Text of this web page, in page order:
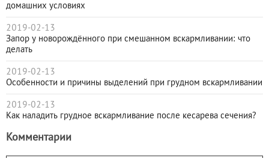
домашних условиях
2019-02-13
Запор у новорождённого при смешанном вскармливании: что
делать
2019-02-13
Особенности и причины выделений при грудном вскармливании
2019-02-13
Как наладить грудное вскармливание после кесарева сечения?
Комментарии